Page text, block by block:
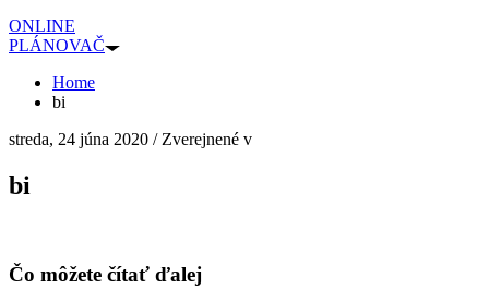
ONLINE
PLÁNOVAČ
Home
bi
streda, 24 júna 2020 /Zverejnené v
bi
Čo môžete čítať ďalej